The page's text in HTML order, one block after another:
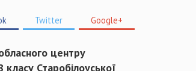
Twitter Google+
центру
класу Старобілоуської